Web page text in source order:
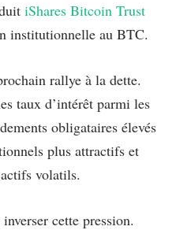
iShares Bitcoin Trust
institutionnelle au BTC.
rallye à la dette.
taux d’intérêt parmi les
obligataires élevés
plus attractifs et
volatils.
cette pression.